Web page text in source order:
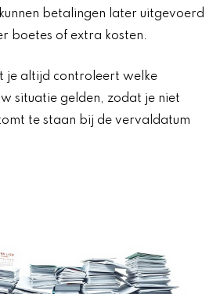
betalingen later uitgevoerd
boetes of extra kosten.
je altijd controleert welke
situatie gelden, zodat je niet
te staan bij de vervaldatum